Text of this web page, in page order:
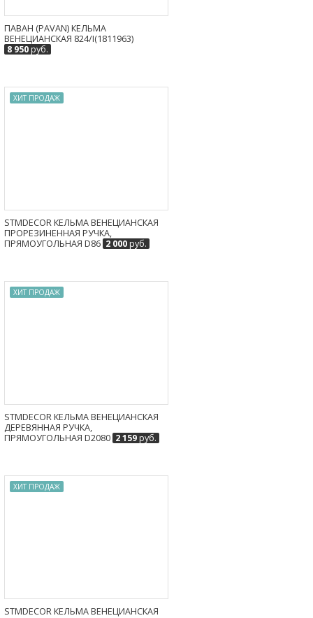
ПАВАН (PAVAN) КЕЛЬМА
ВЕНЕЦИАНСКАЯ 824/I(1811963)
8 950руб.
ХИТ ПРОДАЖ
STMDECOR КЕЛЬМА ВЕНЕЦИАНСКАЯ
ПРОРЕЗИНЕННАЯ РУЧКА,
ПРЯМОУГОЛЬНАЯ D86 2 000руб.
ХИТ ПРОДАЖ
STMDECOR КЕЛЬМА ВЕНЕЦИАНСКАЯ
ДЕРЕВЯННАЯ РУЧКА,
ПРЯМОУГОЛЬНАЯ D2080 2 159руб.
ХИТ ПРОДАЖ
STMDECOR КЕЛЬМА ВЕНЕЦИАНСКАЯ